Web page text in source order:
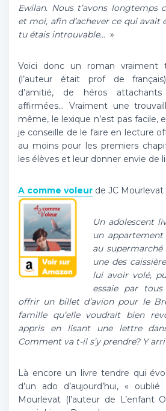
Ewilan. Nous t’avons longtemps
et moi, afin d’achever ce qui avait
tu étais introuvable… »
Voici donc un roman vraiment
(l’auteur était prof de
d’amitié, de héros
affirmées… Vraiment une
même, le lexique n’est pas facile,
je conseille de le faire en lecture
au moins pour les premiers
les élèves et leur donner envie de
A comme voleur de JC Mourlevat
Un adolescent
un appartement
au
une des
lui avoir volé,
essaie par
offrir un billet d’avion pour le
famille qu’elle voudrait bien
appris en lisant une lettre
Comment va t-il s’y prendre? Y
Là encore un livre tendre qui
d’un ado d’aujourd’hui, «
Mourlevat (l’auteur de L’enfant